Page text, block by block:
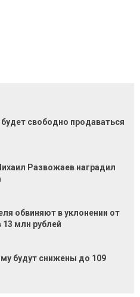
свободно продаваться
Развожаев наградил
обвиняют в уклонении от
млн рублей
будут снижены до 109